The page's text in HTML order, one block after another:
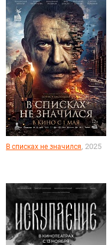
В списках не значился, 2025